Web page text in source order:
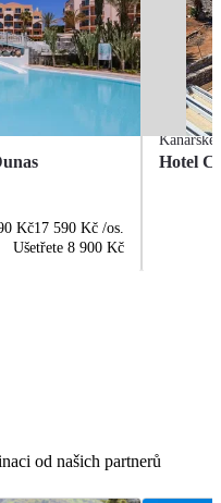
Kč17 590 Kč /os.
Ušetřete 8 900 Kč
Kanárské
Hotel
od našich partnerů